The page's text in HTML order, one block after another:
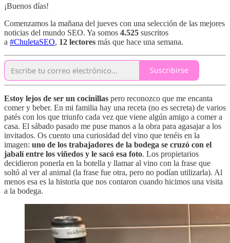
¡Buenos días!
Comenzamos la mañana del jueves con una selección de las mejores
noticias del mundo SEO. Ya somos 4.525 suscritos
a #ChuletaSEO, 12 lectores más que hace una semana.
Suscribirse
Estoy lejos de ser un cocinillas pero reconozco que me encanta
comer y beber. En mi familia hay una receta (no es secreta) de varios
patés con los que triunfo cada vez que viene algún amigo a comer a
casa. El sábado pasado me puse manos a la obra para agasajar a los
invitados. Os cuento una curiosidad del vino que tenéis en la
imagen: uno de los trabajadores de la bodega se cruzó con el
jabalí entre los viñedos y le sacó esa foto. Los propietarios
decidieron ponerla en la botella y llamar al vino con la frase que
soltó al ver al animal (la frase fue otra, pero no podían utilizarla). Al
menos esa es la historia que nos contaron cuando hicimos una visita
a la bodega.